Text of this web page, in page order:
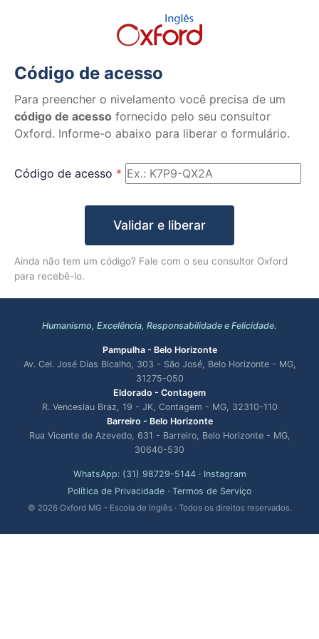
Código de acesso
Para preencher o nivelamento você precisa de um
código de acesso fornecido pelo seu consultor
Oxford. Informe-o abaixo para liberar o formulário.
Código de acesso *
Validar e liberar
Ainda não tem um código? Fale com o seu consultor Oxford
para recebê-lo.
Humanismo, Excelência, Responsabilidade e Felicidade.
Pampulha - Belo Horizonte
Av. Cel. José Dias Bicalho, 303 - São José, Belo Horizonte - MG,
31275-050
Eldorado - Contagem
R. Venceslau Braz, 19 - JK, Contagem - MG, 32310-110
Barreiro - Belo Horizonte
Rua Vicente de Azevedo, 631 - Barreiro, Belo Horizonte - MG,
30640-530
WhatsApp: (31) 98729-5144· Instagram
Política de Privacidade · Termos de Serviço
© 2026 Oxford MG - Escola de Inglês · Todos os direitos reservados.